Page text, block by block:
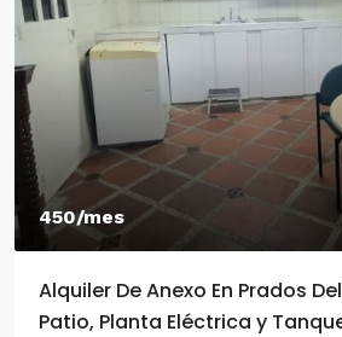
450/mes
Alquiler De Anexo En Prados
Patio, Planta Eléctrica y